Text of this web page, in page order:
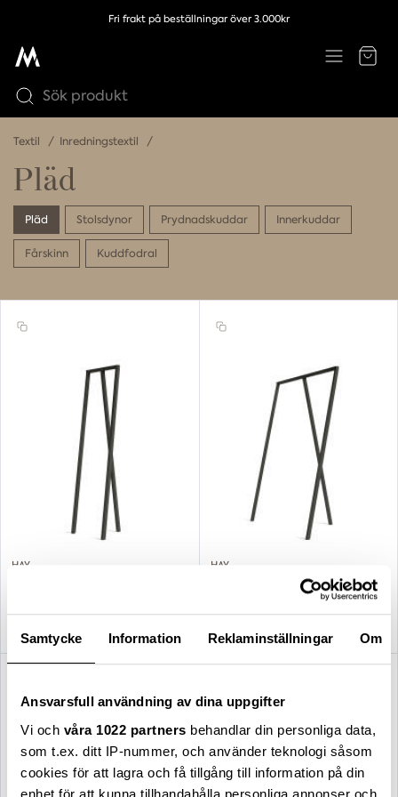
Samtycke Information Reklaminställningar Om
Ansvarsfull användning av dina uppgifter
Vi och våra 1022 partners behandlar din personliga data,
som t.ex. ditt IP-nummer, och använder teknologi såsom
cookies för att lagra och få tillgång till information på din
enhet för att kunna tillhandahålla personliga annonser och
Fri frakt på beställningar över 3.000kr
Textil Inredningstextil
Pläd
Pläd Stolsdynor Prydnadskuddar Innerkuddar
Fårskinn Kuddfodral
HAY
3 099,00 kr
HAY
Loop Stand bred klädställning
3 349,00 kr